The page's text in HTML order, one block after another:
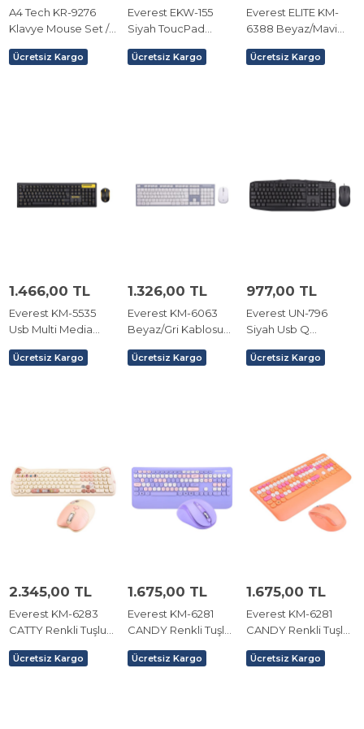
A4 Tech KR-9276
Klavye Mouse Set /
Ücretsiz Kargo
Everest EKW-155
Siyah ToucPad
Kablosuz Klavye
Ücretsiz Kargo
Everest ELITE KM-
6388 Beyaz/Mavi
Multimedia Klavye +
Ücretsiz Kargo
1.466,00 TL
Everest KM-5535
Usb Multi Media
Klavye + Mouse Set
Ücretsiz Kargo
1.326,00 TL
Everest KM-6063
Beyaz/Gri Kablosuz
+ Mouse Set
Ücretsiz Kargo
977,00 TL
Everest UN-796
Siyah Usb Q
Mouse Set
Ücretsiz Kargo
2.345,00 TL
Everest KM-6283
CATTY Renkli Tuşlu
Multimedia Klavye +
Ücretsiz Kargo
1.675,00 TL
Everest KM-6281
CANDY Renkli Tuşlu
Multimedia Klavye +
Ücretsiz Kargo
1.675,00 TL
Everest KM-6281
CANDY Renkli Tuşlu
Multimedia Klavye +
Ücretsiz Kargo